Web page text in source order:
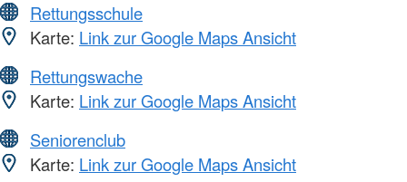
Rettungsschule
Karte: Link zur Google Maps Ansicht
Rettungswache
Karte: Link zur Google Maps Ansicht
Seniorenclub
Karte: Link zur Google Maps Ansicht